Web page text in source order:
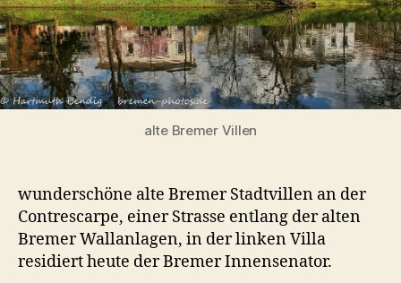
alte Bremer Villen
wunderschöne alte Bremer Stadtvillen an der
Contrescarpe, einer Strasse entlang der alten
Bremer Wallanlagen, in der linken Villa
residiert heute der Bremer Innensenator.